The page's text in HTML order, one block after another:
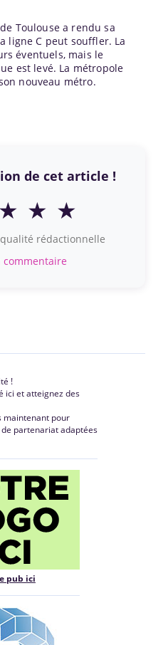
Toulouse a rendu sa
ligne C peut souffler. La
éventuels, mais le
est levé. La métropole
nouveau métro.
de cet article !
★ ★ ★
rédactionnelle
!
ici et atteignez des
maintenant pour
partenariat adaptées
pub ici